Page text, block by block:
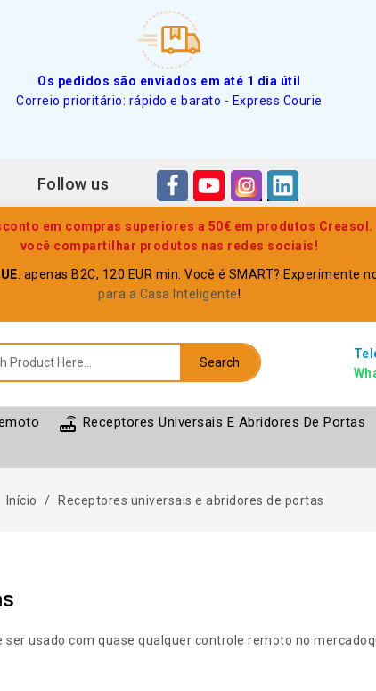
Os pedidos são enviados em até 1 dia útil
Correio prioritário: rápido e barato - Express Courie
Follow us
em compras superiores a 50€ em produtos Creasol.
você compartilhar produtos nas redes sociais!
: apenas B2C, 120 EUR min. Você é SMART? Experimente
para a Casa Inteligente!
Search
router Receptores Universais E Abridores De Portas
Início Receptores universais e abridores de portas
ser usado com quase qualquer controle remoto no mercado